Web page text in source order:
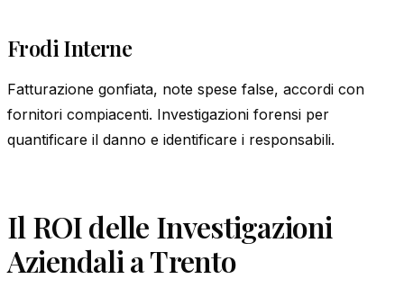
Frodi Interne
Fatturazione gonfiata, note spese false, accordi con
fornitori compiacenti. Investigazioni forensi per
quantificare il danno e identificare i responsabili.
Il ROI delle Investigazioni
Aziendali a Trento